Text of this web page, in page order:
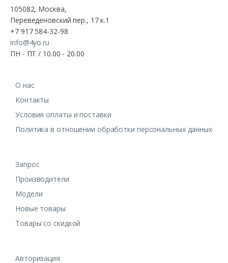
105082, Москва,
Переведеновский пер., 17 к.1
+7 917 584-32-98
info@4yo.ru
ПН - ПТ / 10.00 - 20.00
О нас
Контакты
Условия оплаты и поставки
Политика в отношении обработки персональных данных
Запрос
Производители
Модели
Новые товары
Товары со скидкой
Авторизация